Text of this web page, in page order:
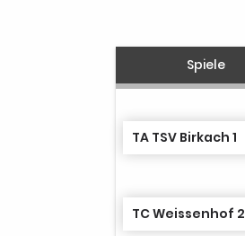
Spiele
TA TSV Birkach 1
TC Weissenhof 2